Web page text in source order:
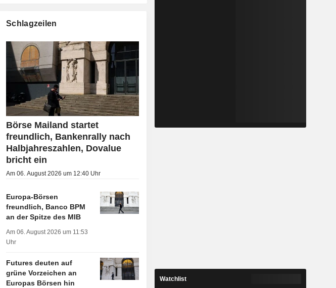
Schlagzeilen
Börse Mailand startet
freundlich, Bankenrally nach
Halbjahreszahlen, Dovalue
bricht ein
Am 06. August 2026 um 12:40 Uhr
Europa-Börsen
freundlich, Banco BPM
an der Spitze des MIB
Am 06. August 2026 um 11:53
Uhr
Futures deuten auf
grüne Vorzeichen an
Europas Börsen hin
Watchlist